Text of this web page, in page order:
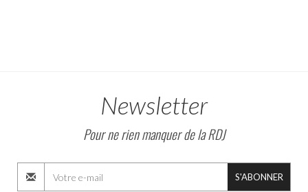
Newsletter
Pour ne rien manquer de la RDJ
S'ABONNER